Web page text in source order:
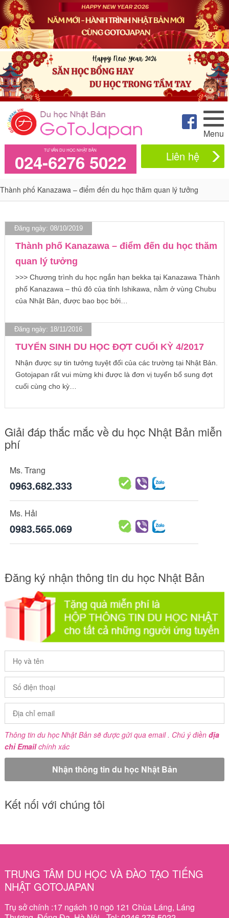
Menu
TƯ VẤN DU HỌC NHẬT BẢN
024-6276 5022 Liên hệ
Thành phố Kanazawa – điểm đến du học thăm quan lý tưởng
Đăng ngày: 08/10/2019
Thành phố Kanazawa – điểm đến du học thăm
quan lý tưởng
>>> Chương trình du học ngắn hạn bekka tại Kanazawa Thành
phố Kanazawa – thủ đô của tỉnh Ishikawa, nằm ở vùng Chubu
của Nhật Bản, được bao bọc bởi…
Đăng ngày: 18/11/2016
TUYỂN SINH DU HỌC ĐỢT CUỐI KỲ 4/2017
Nhận được sự tin tưởng tuyệt đối của các trường tại Nhật Bản.
Gotojapan rất vui mừng khi được là đơn vị tuyển bổ sung đợt
cuối cùng cho kỳ…
Giải đáp thắc mắc về du học Nhật Bản miễn
phí
Ms. Trang
0963.682.333
Ms. Hải
0983.565.069
Đăng ký nhận thông tin du học Nhật Bản
Thông tin du học Nhật Bản sẽ được gửi qua email . Chú ý điền địa
chỉ Emailchính xác
Kết nối với chúng tôi
TRUNG TÂM DU HỌC VÀ ĐÀO TẠO TIẾNG
NHẬT GOTOJAPAN
Trụ sở chính :17 ngách 10 ngõ 121 Chùa Láng, Láng